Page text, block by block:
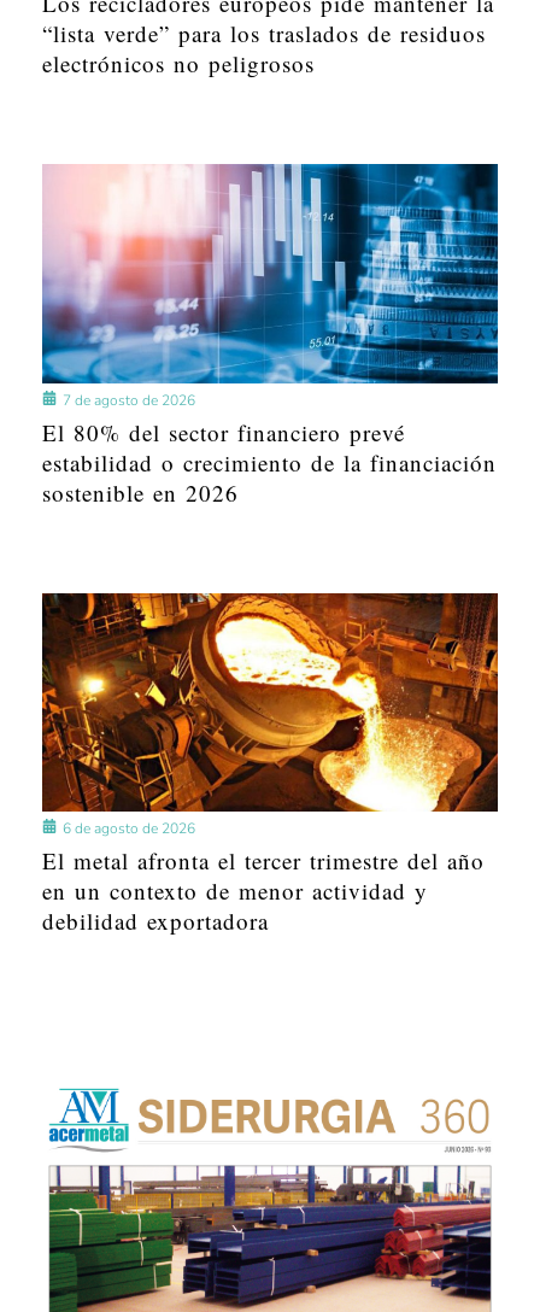
“lista verde” para los traslados de residuos
electrónicos no peligrosos
7 de agosto de 2026
El 80% del sector financiero prevé
estabilidad o crecimiento de la financiación
sostenible en 2026
6 de agosto de 2026
El metal afronta el tercer trimestre del año
en un contexto de menor actividad y
debilidad exportadora